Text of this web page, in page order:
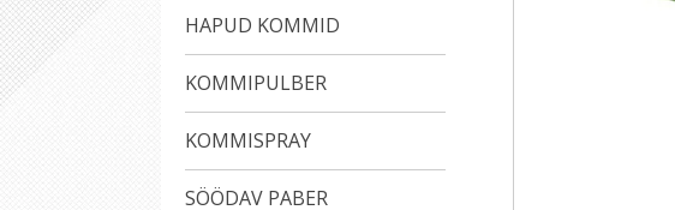
HAPUD KOMMID
KOMMIPULBER
KOMMISPRAY
SÖÖDAV PABER